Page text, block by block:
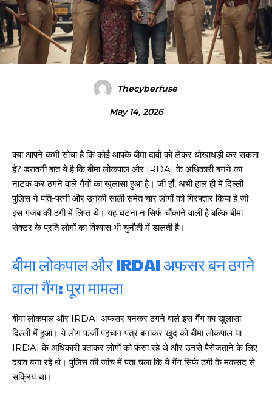
Thecyberfuse
May 14, 2026
क्या आपने कभी सोचा है कि कोई आपके बीमा दावों को लेकर धोखाधड़ी कर सकता
है? डरावनी बात ये है कि बीमा लोकपाल और IRDAI के अधिकारी बनने का
नाटक कर ठगने वाले गैंगों का खुलासा हुआ है। जी हाँ, अभी हाल ही में दिल्ली
पुलिस ने पति-पत्नी और उनकी साली समेत चार लोगों को गिरफ्तार किया है जो
इस गजब की ठगी में लिप्त थे। यह घटना न सिर्फ चौंकाने वाली है बल्कि बीमा
सेक्टर के प्रति लोगों का विश्वास भी चुनौती में डालती है।
बीमा लोकपाल और IRDAI अफसर बन ठगने
वाला गैंग: पूरा मामला
बीमा लोकपाल और IRDAI अफसर बनकर ठगने वाले इस गैंग का खुलासा
दिल्ली में हुआ। ये लोग फर्जी पहचान पत्र बनाकर खुद को बीमा लोकपाल या
IRDAI के अधिकारी बताकर लोगों को फंसा रहे थे और उनसे पैसेजताने के लिए
दबाव बना रहे थे। पुलिस की जांच में पता चला कि ये गैंग सिर्फ ठगी के मकसद से
सक्रिय था।